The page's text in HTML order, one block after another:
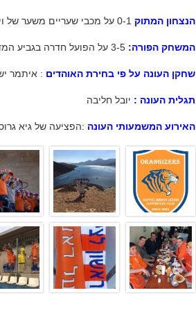
הנצחון המתוק
המשחק הפורה:
שחקן העונה על פי בחירת האוהדים : איתמר
תגלית העונה : יובל חליבה
האירוע המשמעותי העונה :הפציעה של גיא